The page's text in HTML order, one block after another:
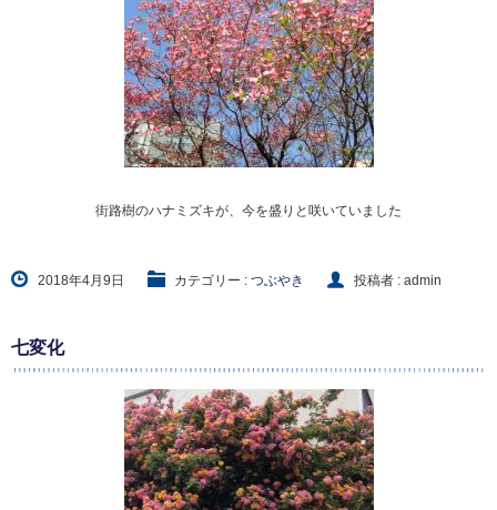
街路樹のハナミズキが、今を盛りと咲いていました
2018年4月9日 カテゴリー : つぶやき 投稿者 : admin
七変化